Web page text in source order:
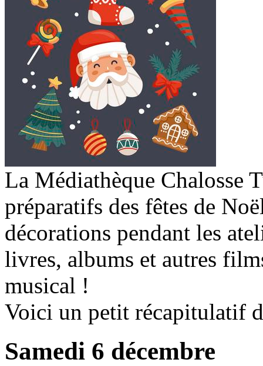
La Médiathèque Chalosse
préparatifs des fêtes de
décorations pendant les
livres, albums et autres
musical !
Voici un petit récapitulatif
Samedi 6 décembre